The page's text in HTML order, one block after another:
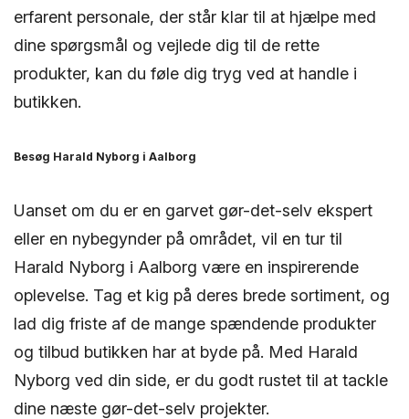
erfarent personale, der står klar til at hjælpe med
dine spørgsmål og vejlede dig til de rette
produkter, kan du føle dig tryg ved at handle i
butikken.
Besøg Harald Nyborg i Aalborg
Uanset om du er en garvet gør-det-selv ekspert
eller en nybegynder på området, vil en tur til
Harald Nyborg i Aalborg være en inspirerende
oplevelse. Tag et kig på deres brede sortiment, og
lad dig friste af de mange spændende produkter
og tilbud butikken har at byde på. Med Harald
Nyborg ved din side, er du godt rustet til at tackle
dine næste gør-det-selv projekter.